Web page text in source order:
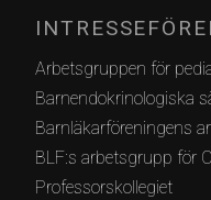
Arbetsgruppen för
Barnendokrinologiska
Barnläkarföreningens
BLF:s arbetsgrupp för
Professorskollegiet